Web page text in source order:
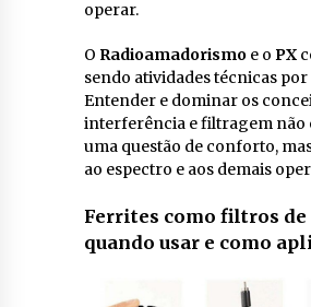
operar.
O Radioamadorismoe o PX
sendo atividades técnicas
Entender e dominar os
interferência e filtragem não
uma questão de conforto,
ao espectro e aos demais
Ferrites como filtros de
quando usar e como